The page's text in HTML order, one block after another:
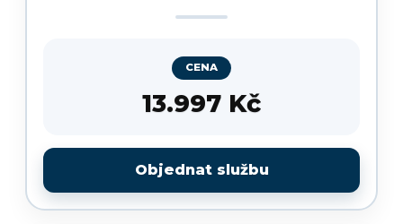
CENA
13.997 Kč
Objednat službu